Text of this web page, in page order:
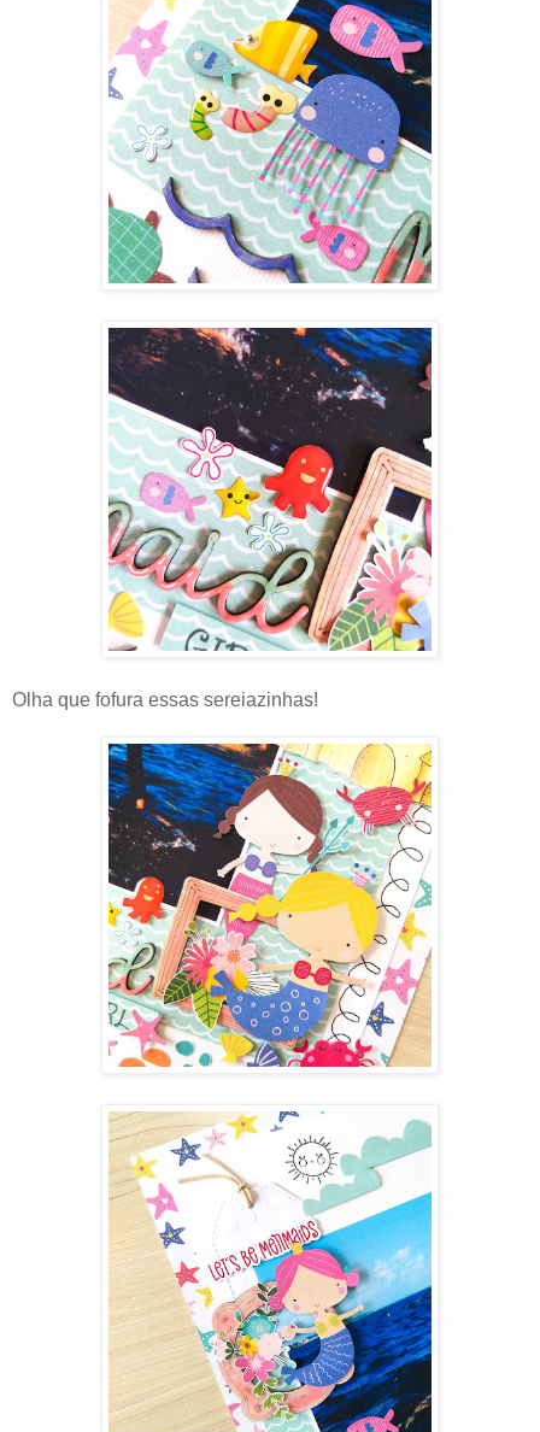
Olha que fofura essas sereiazinhas!